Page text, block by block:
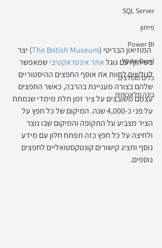
SQL Server
פייתון
Power BI
Excel אקסל
כלים מומלצים
בינה מלאכותית
המוזיאון הבריטי ( The British Museum) יצר
בשיתוף עם גוגל אתר אינטראקטיבי שמאפשר
לגולשים לחוות את אוסף החפצים ההיסטוריים
שלהם בצורה מעניינת בהרבה, כאשר החפצים
עצמם משובצים על ציר זמן תלת מימדי שנמתח
על פני כ-4,000 שנה. המיקום של כל חפץ על
הציר מצביע על התקופה והמיקום שבו נוצר
ולחיצה על כל חפץ כזה תפתח חלון עם מידע
נוסף ותציג קישורים קונטקסטואליים לחפצים
נוספים.